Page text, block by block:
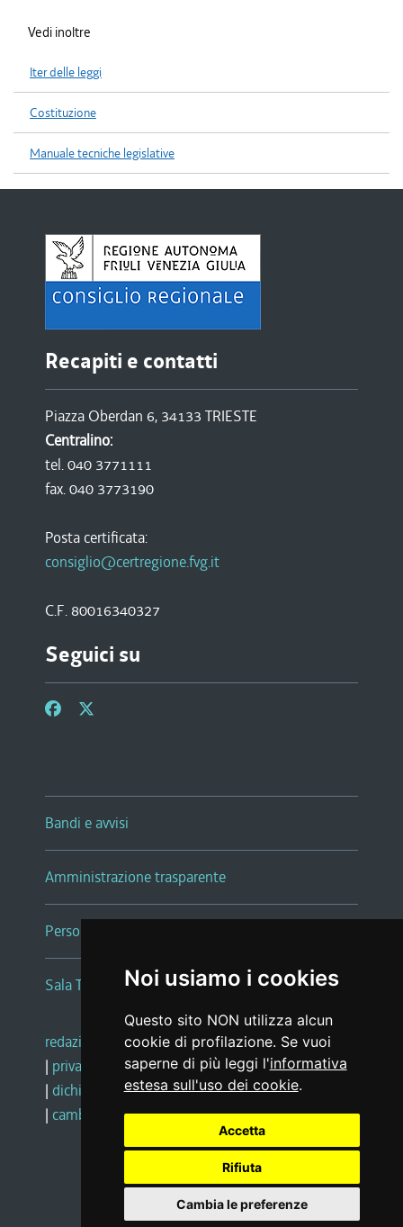
Noi usiamo i cookies
Questo sito NON utilizza alcun
cookie di profilazione. Se vuoi
saperne di più leggi l'informativa
estesa sull'uso dei cookie.
Accetta
Rifiuta
Cambia le preferenze
Vedi inoltre
Iter delle leggi
Costituzione
Manuale tecniche legislative
Recapiti e contatti
Piazza Oberdan 6, 34133 TRIESTE
Centralino:
tel. 040 3771111
fax. 040 3773190
Posta certificata:
consiglio@certregione.fvg.it
C.F. 80016340327
Seguici su
Bandi e avvisi
Amministrazione trasparente
Persone e Uffici
Sala Tiziano Tessitori
redazione web |note legali |glossario
| privacy
social media policy
| dichiarazione di accessibilità |feedback
| cambio preferenze cookie
Realizzato da